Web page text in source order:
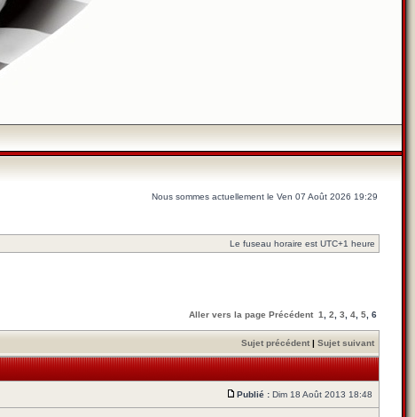
Nous sommes actuellement le Ven 07 Août 2026 19:29
Le fuseau horaire est UTC+1 heure
Aller vers la page Précédent 1 2 3 4 5 6
Sujet précédent | Sujet suivant
Publié : Dim 18 Août 2013 18:48